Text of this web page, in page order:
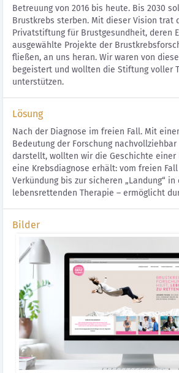
Betreuung von 2016 bis heute. Bis 2030
Brustkrebs sterben. Mit dieser Vision trat
Privatstiftung für Brustgesundheit, deren
ausgewählte Projekte der
fließen, an uns heran. Wir waren von
begeistert und wollten die Stiftung voller
unterstützen.
Lösung
Nach der Diagnose im freien Fall. Mit
Bedeutung der Forschung
darstellt, wollten wir die Geschichte einer
eine Krebsdiagnose erhält: vom freien
Verkündung bis zur sicheren „Landung“ in
lebensrettenden Therapie – ermöglicht
Bilder